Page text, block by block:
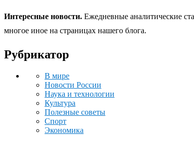
Интересные новости. Ежедневные аналитические
многое иное на страницах нашего блога.
Рубрикатор
В мире
Новости России
Наука и технологии
Культура
Полезные советы
Спорт
Экономика